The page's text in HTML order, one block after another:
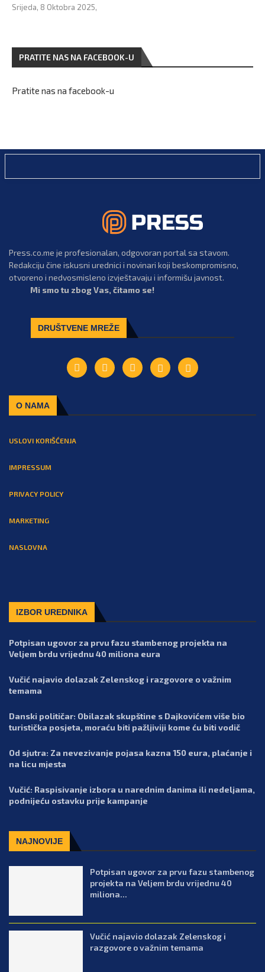
Srijeda, 8 Oktobra 2025,
PRATITE NAS NA FACEBOOK-U
Pratite nas na facebook-u
Press.co.me je profesionalan, odgovoran portal sa stavom.
Redakciju čine iskusni urednici i novinari koji beskompromisno,
otvoreno i nedvosmisleno izvještavaju i informišu javnost.
Mi smo tu zbog Vas, čitamo se!
DRUŠTVENE MREŽE
O NAMA
USLOVI KORIŠĆENJA
IMPRESSUM
PRIVACY POLICY
MARKETING
NASLOVNA
IZBOR UREDNIKA
Potpisan ugovor za prvu fazu stambenog projekta na
Veljem brdu vrijednu 40 miliona eura
Vučić najavio dolazak Zelenskog i razgovore o važnim
temama
Danski političar: Obilazak skupštine s Dajkovićem više bio
turistička posjeta, moraću biti pažljiviji kome ću biti vodič
Od sjutra: Za nevezivanje pojasa kazna 150 eura, plaćanje i
na licu mjesta
Vučić: Raspisivanje izbora u narednim danima ili nedeljama,
podnijeću ostavku prije kampanje
NAJNOVIJE
Potpisan ugovor za prvu fazu stambenog
projekta na Veljem brdu vrijednu 40
miliona...
Vučić najavio dolazak Zelenskog i
razgovore o važnim temama